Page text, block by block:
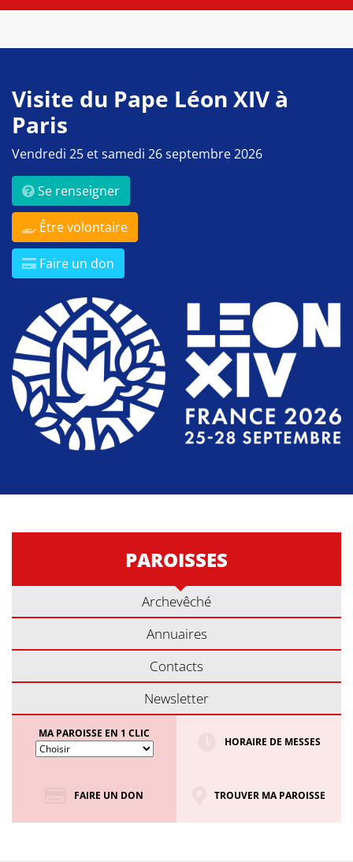
Visite du Pape Léon XIV à
Paris
Vendredi 25 et samedi 26 septembre 2026
Se renseigner
Être volontaire
Faire un don
PAROISSES
Archevêché
Annuaires
Contacts
Newsletter
MA PAROISSE EN 1 CLIC
HORAIRE DE MESSES
FAIRE UN DON TROUVER MA PAROISSE